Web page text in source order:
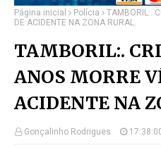
Página inicial Polícia
TAMBORIL:.
DE ACIDENTE NA ZONA RURAL.
TAMBORIL:.
ANOS MORRE
ACIDENTE NA
Gonçalinho Rodrigues.